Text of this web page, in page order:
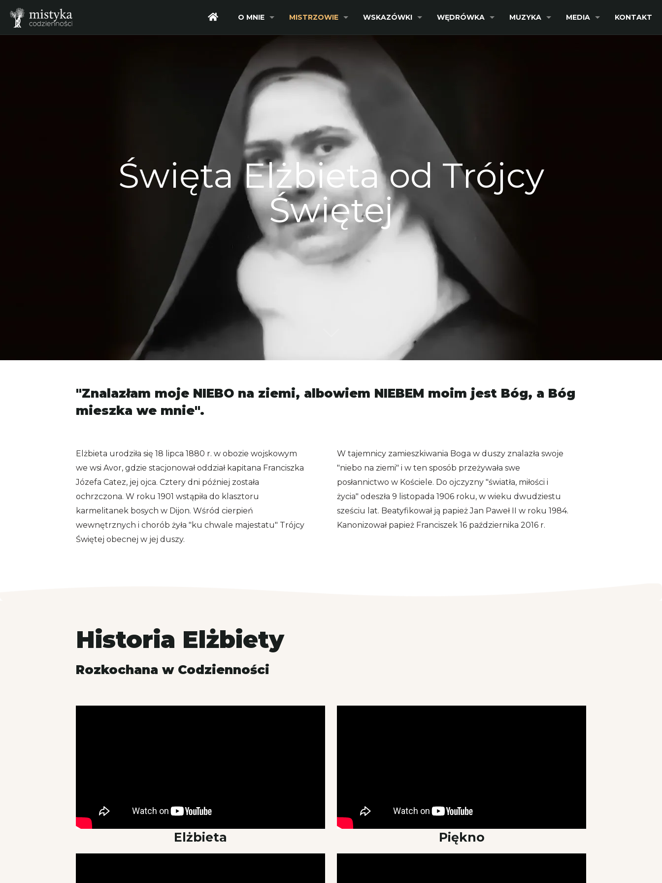
O MNIE MISTRZOWIE WSKAZÓWKI WĘDRÓWKA MUZYKA MEDIA KONTAKT
Święta Elżbieta od Trójcy
Świętej
"Znalazłam moje NIEBO na ziemi, albowiem NIEBEM moim jest Bóg, a Bóg
mieszka we mnie".
Elżbieta urodziła się 18 lipca 1880 r. w obozie wojskowym
we wsi Avor, gdzie stacjonował oddział kapitana Franciszka
Józefa Catez, jej ojca. Cztery dni później została
ochrzczona. W roku 1901 wstąpiła do klasztoru
karmelitanek bosych w Dijon. Wśród cierpień
wewnętrznych i chorób żyła "ku chwale majestatu" Trójcy
Świętej obecnej w jej duszy.
W tajemnicy zamieszkiwania Boga w duszy znalazła swoje
"niebo na ziemi" i w ten sposób przeżywała swe
posłannictwo w Kościele. Do ojczyzny "światła, miłości i
życia" odeszła 9 listopada 1906 roku, w wieku dwudziestu
sześciu lat. Beatyfikował ją papież Jan Paweł II w roku 1984.
Kanonizował papież Franciszek 16 października 2016 r.
Historia Elżbiety
Rozkochana w Codzienności
Elżbieta Piękno